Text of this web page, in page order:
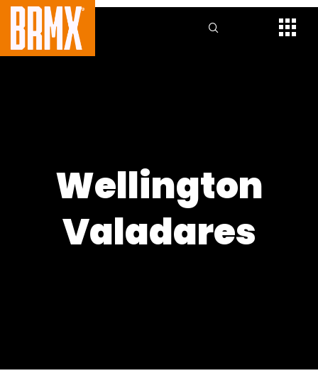
Wellington
Valadares